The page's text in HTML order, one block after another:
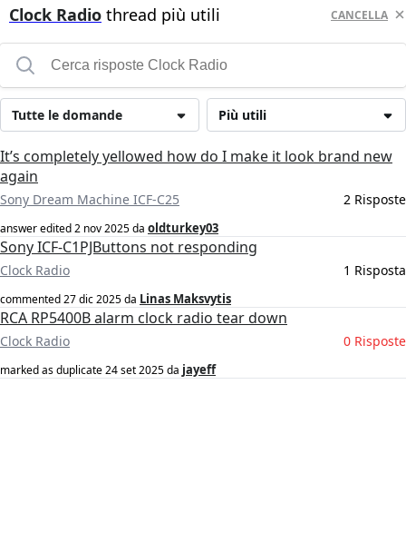
Clock Radio thread più utili CANCELLA
Più utili
Tutte le domande
It’s completely yellowed how do I make it look brand new
again
Sony Dream Machine ICF-C25 2 Risposte
answer edited2 nov 2025da oldturkey03
Sony ICF-C1PJButtons not responding
Clock Radio 1 Risposta
commented27 dic 2025da Linas Maksvytis
RCA RP5400B alarm clock radio tear down
Clock Radio 0 Risposte
marked as duplicate24 set 2025da jayeff